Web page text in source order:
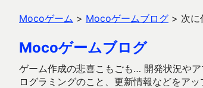
Mocoゲーム > Mocoゲームブログ > 次に
Mocoゲームブログ
ゲーム作成の悲喜こもごも… 開発状況や
ログラミングのこと、更新情報などをア